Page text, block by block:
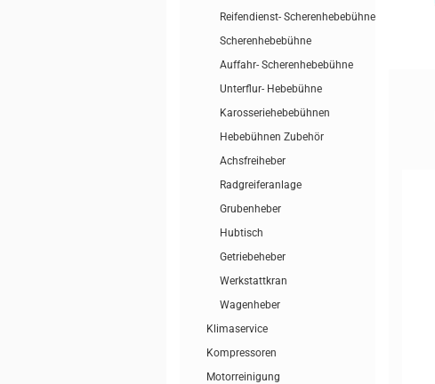
Reifendienst- Scherenhebebühne
Scherenhebebühne
Auffahr- Scherenhebebühne
Unterflur- Hebebühne
Karosseriehebebühnen
Hebebühnen Zubehör
Achsfreiheber
Radgreiferanlage
Grubenheber
Hubtisch
Getriebeheber
Werkstattkran
Wagenheber
Klimaservice
Kompressoren
Motorreinigung